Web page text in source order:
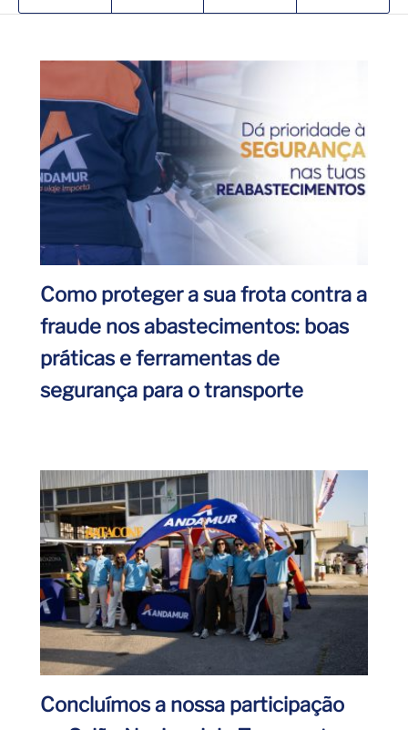
Como proteger a sua frota contra a
fraude nos abastecimentos: boas
práticas e ferramentas de
segurança para o transporte
Concluímos a nossa participação